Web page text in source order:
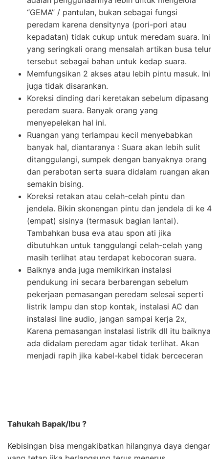
“GEMA” / pantulan, bukan sebagai fungsi
peredam karena densitynya (pori-pori atau
kepadatan) tidak cukup untuk meredam suara. Ini
yang seringkali orang mensalah artikan busa telur
tersebut sebagai bahan untuk kedap suara.
Memfungsikan 2 akses atau lebih pintu masuk. Ini
juga tidak disarankan.
Koreksi dinding dari keretakan sebelum dipasang
peredam suara. Banyak orang yang
menyepelekan hal ini.
Ruangan yang terlampau kecil menyebabkan
banyak hal, diantaranya : Suara akan lebih sulit
ditanggulangi, sumpek dengan banyaknya orang
dan perabotan serta suara didalam ruangan akan
semakin bising.
Koreksi retakan atau celah-celah pintu dan
jendela. Bikin skonengan pintu dan jendela di ke 4
(empat) sisinya (termasuk bagian lantai).
Tambahkan busa eva atau spon ati jika
dibutuhkan untuk tanggulangi celah-celah yang
masih terlihat atau terdapat kebocoran suara.
Baiknya anda juga memikirkan instalasi
pendukung ini secara berbarengan sebelum
pekerjaan pemasangan peredam selesai seperti
listrik lampu dan stop kontak, instalasi AC dan
instalasi line audio, jangan sampai kerja 2x,
Karena pemasangan instalasi listrik dll itu baiknya
ada didalam peredam agar tidak terlihat. Akan
menjadi rapih jika kabel-kabel tidak berceceran
Tahukah Bapak/Ibu ?
Kebisingan bisa mengakibatkan hilangnya daya dengar